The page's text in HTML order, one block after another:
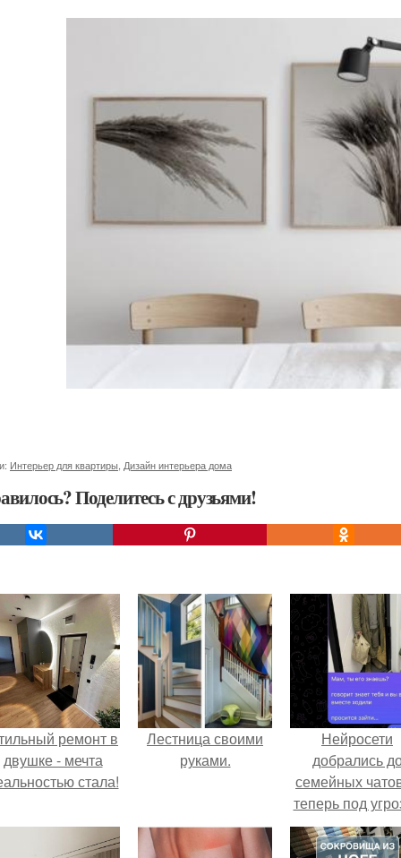
Интерьер для квартиры Дизайн интерьера дома
Поделитесь с друзьями!
ремонт в
двушке - мечта
стала!
Лестница своими
руками.
Нейросети
добрались
семейных
теперь под
мамины